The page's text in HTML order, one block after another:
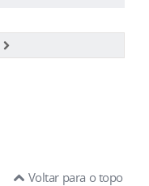
Voltar para o topo